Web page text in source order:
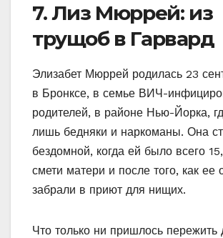
7. Лиз Мюррей: из
трущоб в Гарвард
Элизабет Мюррей родилась 23
в Бронксе, в семье ВИЧ-
родителей, в районе Нью-Йорка,
лишь бедняки и наркоманы. Она
бездомной, когда ей было всего
смети матери и после того, как ее
забрали в приют для нищих.
Что только ни пришлось пережить